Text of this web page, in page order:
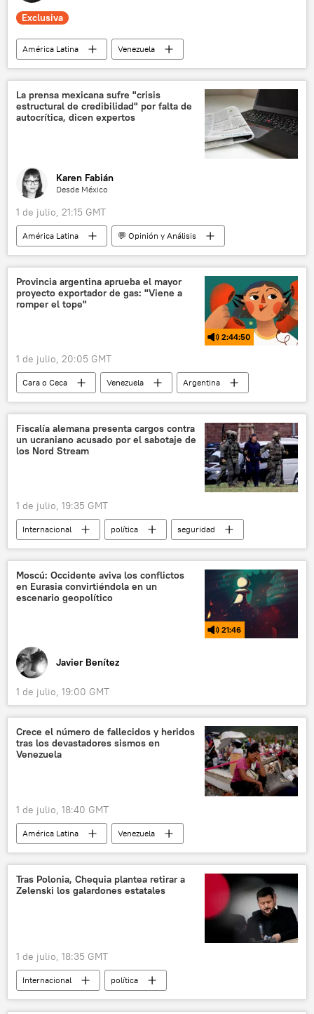
Exclusiva
América Latina
Venezuela
Fuerzas Armadas de México
Ejército mexicano
seguridad
México
💬 Entrevistas
La prensa mexicana sufre "crisis
estructural de credibilidad" por falta de
autocrítica, dicen expertos
Karen Fabián
Desde México
1 de julio, 21:15 GMT
América Latina
💬 Opinión y Análisis
México
Carlos Monsiváis
Andrés Manuel López Obrador
sociedad
El Universal (diario)
Morena
Provincia argentina aprueba el mayor
proyecto exportador de gas: "Viene a
romper el tope"
2:44:50
1 de julio, 20:05 GMT
Cara o Ceca Venezuela
Argentina
política
gas natural licuado (GNL)
📰 Terremoto en Venezuela (2026)
Fiscalía alemana presenta cargos contra
un ucraniano acusado por el sabotaje de
los Nord Stream
1 de julio, 19:35 GMT
Internacional política
seguridad
Alemania
mar Báltico
📰 Sabotajes contra los gasoductos Nord Stream
Rusia
Ucrania
Moscú: Occidente aviva los conflictos
en Eurasia convirtiéndola en un
escenario geopolítico
21:46
Javier Benítez
1 de julio, 19:00 GMT
Crece el número de fallecidos y heridos
tras los devastadores sismos en
Venezuela
1 de julio, 18:40 GMT
América Latina
Venezuela
Jorge Rodríguez
sociedad
📰 Terremoto en Venezuela (2026)
Tras Polonia, Chequia plantea retirar a
Zelenski los galardones estatales
1 de julio, 18:35 GMT
Internacional
política
Volodímir Zelenski
Stepán Bandera